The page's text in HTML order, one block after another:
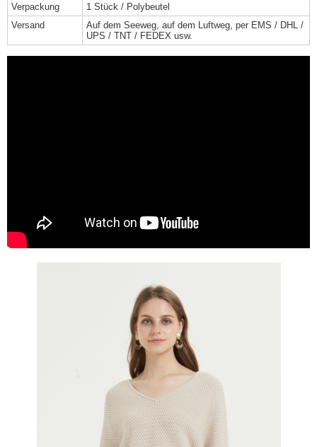
Verpackung
1 Stück / Polybeutel
Versand
Auf dem Seeweg, auf dem Luftweg, per EMS / DHL /
UPS / TNT / FEDEX usw.